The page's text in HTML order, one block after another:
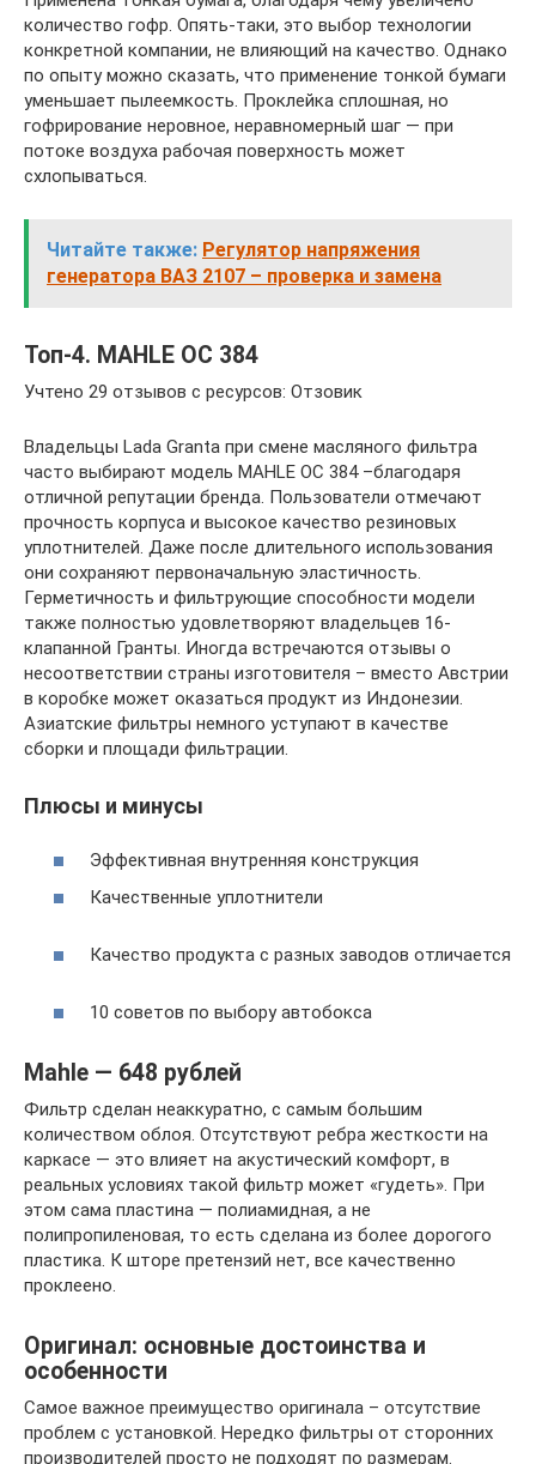
количество гофр. Опять-таки, это выбор технологии
конкретной компании, не влияющий на качество. Однако
по опыту можно сказать, что применение тонкой бумаги
уменьшает пылеемкость. Проклейка сплошная, но
гофрирование неровное, неравномерный шаг — при
потоке воздуха рабочая поверхность может
схлопываться.
Читайте также: Регулятор напряжения
генератора ВАЗ 2107 – проверка и замена
Топ-4. MAHLE OC 384
Учтено 29 отзывов с ресурсов: Отзовик
Владельцы Lada Granta при смене масляного фильтра
часто выбирают модель MAHLE OC 384 –благодаря
отличной репутации бренда. Пользователи отмечают
прочность корпуса и высокое качество резиновых
уплотнителей. Даже после длительного использования
они сохраняют первоначальную эластичность.
Герметичность и фильтрующие способности модели
также полностью удовлетворяют владельцев 16-
клапанной Гранты. Иногда встречаются отзывы о
несоответствии страны изготовителя – вместо Австрии
в коробке может оказаться продукт из Индонезии.
Азиатские фильтры немного уступают в качестве
сборки и площади фильтрации.
Плюсы и минусы
Эффективная внутренняя конструкция
Качественные уплотнители
Качество продукта с разных заводов отличается
10 советов по выбору автобокса
Mahle — 648 рублей
Фильтр сделан неаккуратно, с самым большим
количеством облоя. Отсутствуют ребра жесткости на
каркасе — это влияет на акустический комфорт, в
реальных условиях такой фильтр может «гудеть». При
этом сама пластина — полиамидная, а не
полипропиленовая, то есть сделана из более дорогого
пластика. К шторе претензий нет, все качественно
проклеено.
Оригинал: основные достоинства и
особенности
Самое важное преимущество оригинала – отсутствие
проблем с установкой. Нередко фильтры от сторонних
производителей просто не подходят по размерам.